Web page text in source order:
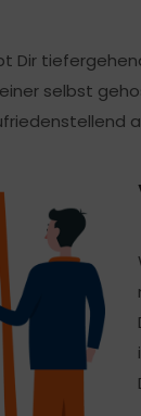
Dir
selbst